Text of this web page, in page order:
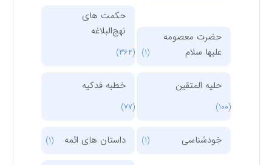
حضرت معصومه
علیها سلام
حکمت های
نهج‌البلاغه
(364)
حلیه المتقین خطبه فدکیه
خودشناسی داستان های ائمه